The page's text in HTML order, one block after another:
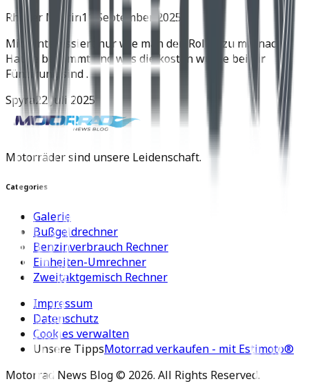
Rhyner Martin11 September 2025
Mich interessiert nur wie man den Roller zu mir nach
Hause bekommt und was die kosten würde bei dir
Fünzirung sind .
Spyra22 Juli 2025
Motorräder sind unsere Leidenschaft.
Categories
Galerie
Bußgeldrechner
Benzinverbrauch Rechner
Einheiten-Umrechner
Zweitaktgemisch Rechner
Impressum
Datenschutz
Cookies verwalten
Unsere TippsMotorrad verkaufen - mit Estimoto®
Motorrad News Blog © 2026. All Rights Reserved.